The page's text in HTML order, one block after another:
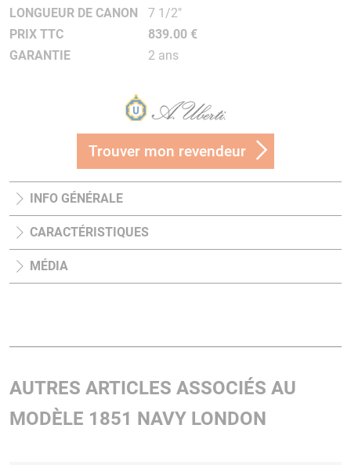
LONGUEUR DE CANON
7 1/2"
PRIX TTC
839.00 €
GARANTIE
2 ans
Trouver mon revendeur
INFO GÉNÉRALE
CARACTÉRISTIQUES
MÉDIA
AUTRES ARTICLES ASSOCIÉS AU
MODÈLE 1851 NAVY LONDON